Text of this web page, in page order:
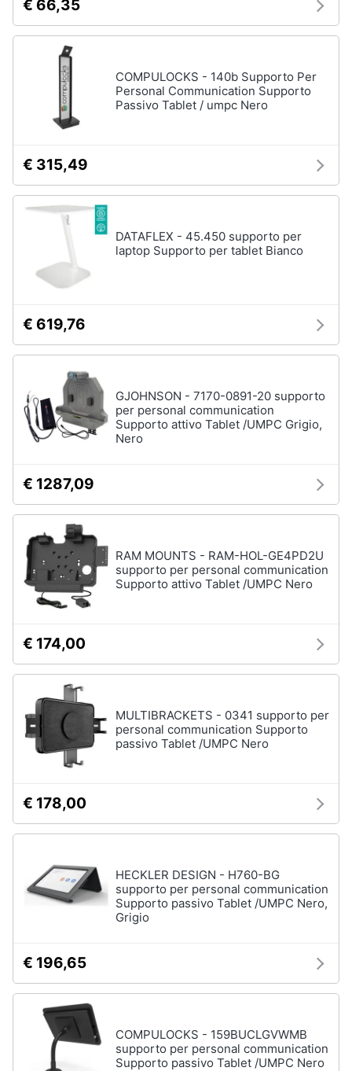
€ 66,35
COMPULOCKS - 140b Supporto Per
Personal Communication Supporto
Passivo Tablet / umpc Nero
€ 315,49
DATAFLEX - 45.450 supporto per
laptop Supporto per tablet Bianco
€ 619,76
GJOHNSON - 7170-0891-20 supporto
per personal communication
Supporto attivo Tablet /UMPC Grigio,
Nero
€ 1287,09
RAM MOUNTS - RAM-HOL-GE4PD2U
supporto per personal communication
Supporto attivo Tablet /UMPC Nero
€ 174,00
MULTIBRACKETS - 0341 supporto per
personal communication Supporto
passivo Tablet /UMPC Nero
€ 178,00
HECKLER DESIGN - H760-BG
supporto per personal communication
Supporto passivo Tablet /UMPC Nero,
Grigio
€ 196,65
COMPULOCKS - 159BUCLGVWMB
supporto per personal communication
Supporto passivo Tablet /UMPC Nero